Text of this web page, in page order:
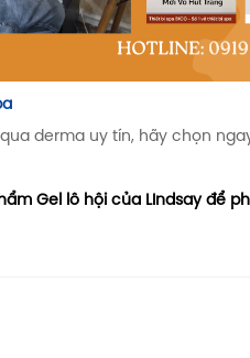
derma uy tín, hãy chọn
Gel lô hội của LIndsay để